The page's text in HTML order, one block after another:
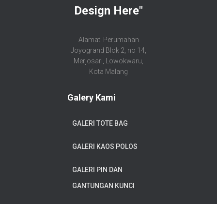
Design Here"
Alamat: Perumahan
Joyogrand Blok 2, no 14,
Merjosari, Lowokwaru,
Kota Malang
Galery Kami
GALERI TOTE BAG
GALERI KAOS POLOS
GALERI PIN DAN
GANTUNGAN KUNCI